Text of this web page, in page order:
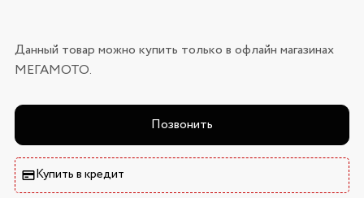
Данный товар можно купить только в офлайн магазинах
МЕГАМОТО.
Позвонить
Купить в кредит